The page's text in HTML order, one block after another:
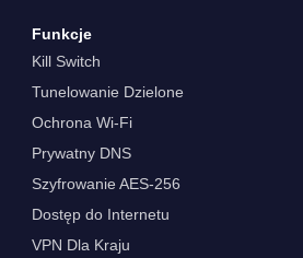
Funkcje
Kill Switch
Tunelowanie Dzielone
Ochrona Wi-Fi
Prywatny DNS
Szyfrowanie AES-256
Dostęp do Internetu
VPN Dla Kraju